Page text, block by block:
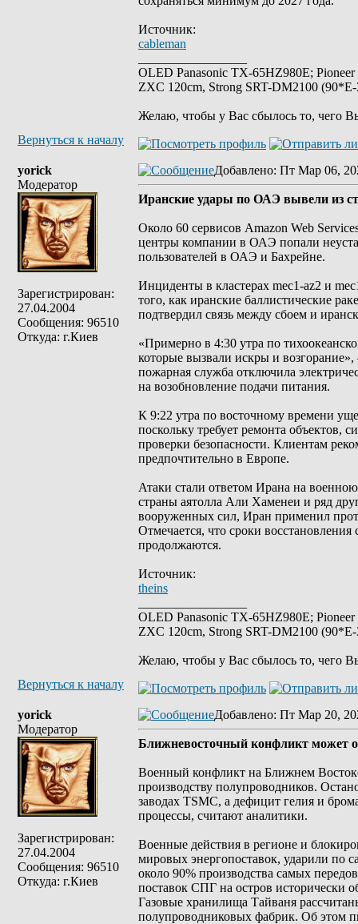
Источник:
cableman
OLED Panasonic TX-65HZ980E;
ZXC 120cm, Strong SRT-DM2100
Желаю, чтобы у Вас сбылось то, чего
Вернуться к началу
yorick
Модератор
Зарегистрирован:
27.04.2004
Сообщения: 96510
Откуда: г.Киев
Добавлено: Пт Мар 06,
Иранские удары по ОАЭ вывели из
Около 60 сервисов Amazon Web
центры компании в ОАЭ попали
пользователей в ОАЭ и Бахрейне.
Инциденты в кластерах mec1-az2 и
того, как иранские баллистические
подтвердил связь между сбоем и
«Примерно в 4:30 утра по
которые вызвали искры и
пожарная служба отключила
на возобновление подачи питания.
К 9:22 утра по восточному времени
поскольку требует ремонта объектов,
проверки безопасности. Клиентам
предпочтительно в Европе.
Атаки стали ответом Ирана на
страны аятолла Али Хаменеи и ряд
вооруженных сил, Иран применил
Отмечается, что сроки
продолжаются.
Источник:
theins
OLED Panasonic TX-65HZ980E;
ZXC 120cm, Strong SRT-DM2100
Желаю, чтобы у Вас сбылось то, чего
Вернуться к началу
yorick
Модератор
Зарегистрирован:
27.04.2004
Сообщения: 96510
Откуда: г.Киев
Добавлено: Пт Мар 20,
Ближневосточный конфликт может
Военный конфликт на Ближнем
производству полупроводников.
заводах TSMC, а дефицит гелия и
процессы, считают аналитики.
Военные действия в регионе и
мировых энергопоставок, ударили по
около 90% производства самых
поставок СПГ на остров исторически
Газовые хранилища Тайваня
полупроводниковых фабрик. Об этом